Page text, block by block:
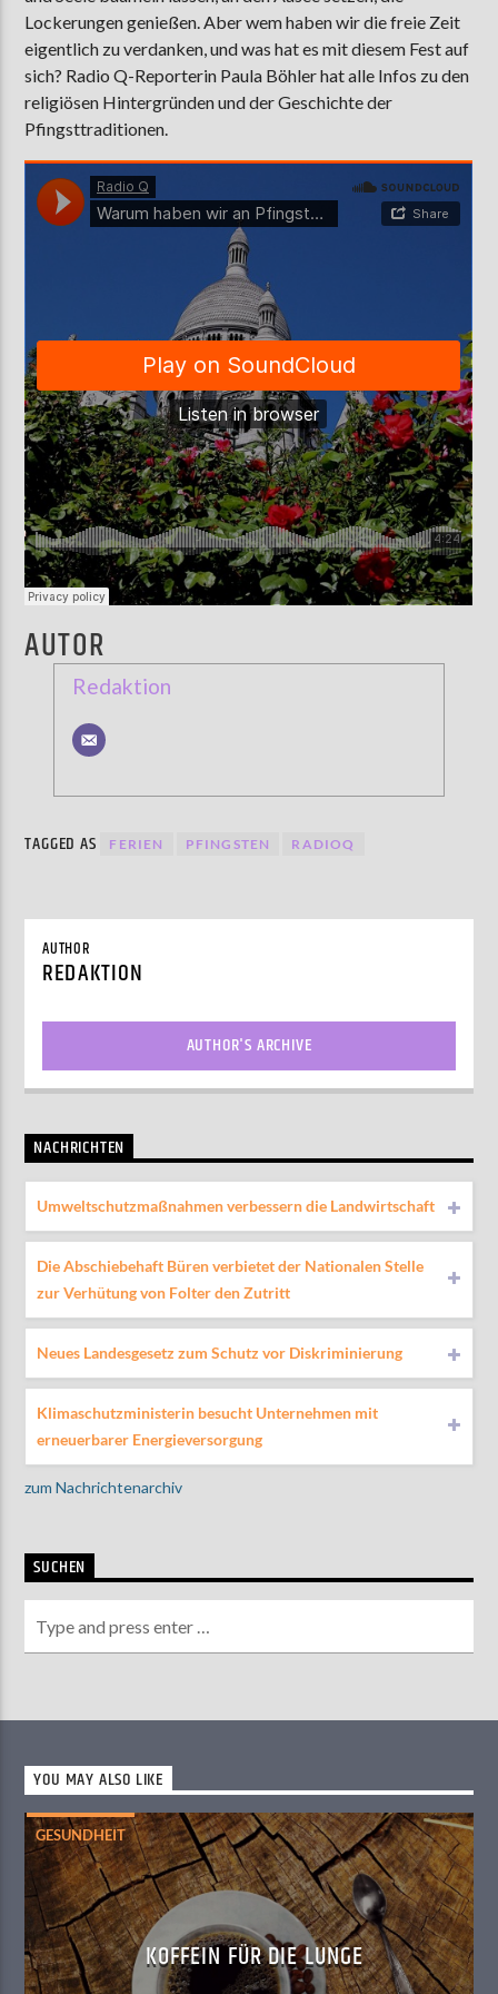
AKTUELLE SENDUNG
MOEBIUS
12:00 24:00
90,9 MHz
Lockerungen genießen. Aber wem haben wir die freie Zeit
eigentlich zu verdanken, und was hat es mit diesem Fest auf
sich? Radio Q-Reporterin Paula Böhler hat alle Infos zu den
religiösen Hintergründen und der Geschichte der
Pfingsttraditionen.
AUTOR
Redaktion
TAGGED AS FERIEN PFINGSTEN RADIOQ
AUTHOR
REDAKTION
AUTHOR'S ARCHIVE
NACHRICHTEN
Umweltschutzmaßnahmen verbessern die Landwirtschaft
Die Abschiebehaft Büren verbietet der Nationalen Stelle
zur Verhütung von Folter den Zutritt
Neues Landesgesetz zum Schutz vor Diskriminierung
Klimaschutzministerin besucht Unternehmen mit
erneuerbarer Energieversorgung
zum Nachrichtenarchiv
SUCHEN
YOU MAY ALSO LIKE
GESUNDHEIT
KOFFEIN FÜR DIE LUNGE